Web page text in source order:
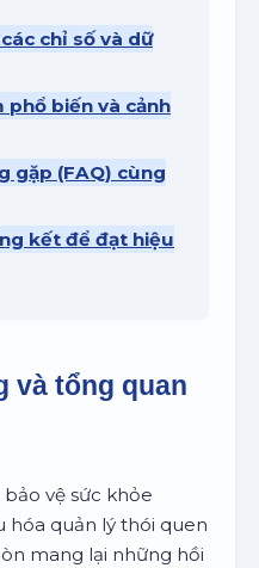
chỉ số và dữ
phổ biến và cảnh
gặp (FAQ) cùng
kết để đạt hiệu
và tổng quan
vệ sức khỏe
hóa quản lý thói quen
mang lại những hồi